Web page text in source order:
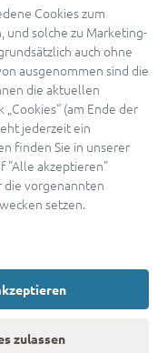
accept ourTerms of
.
Hier registrieren
Cookies zum
und solche zu Marketing-
auch ohne
ausgenommen sind die
die aktuellen
(am Ende der
jederzeit ein
finden Sie in unserer
"Alle akzeptieren"
die vorgenannten
setzen.
zulassen